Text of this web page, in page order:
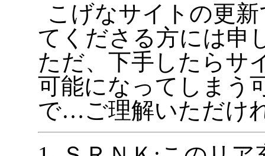
こげなサイトの更
てくださる方には申
ただ、下手したらサ
可能になってしまう
で…ご理解いただけ